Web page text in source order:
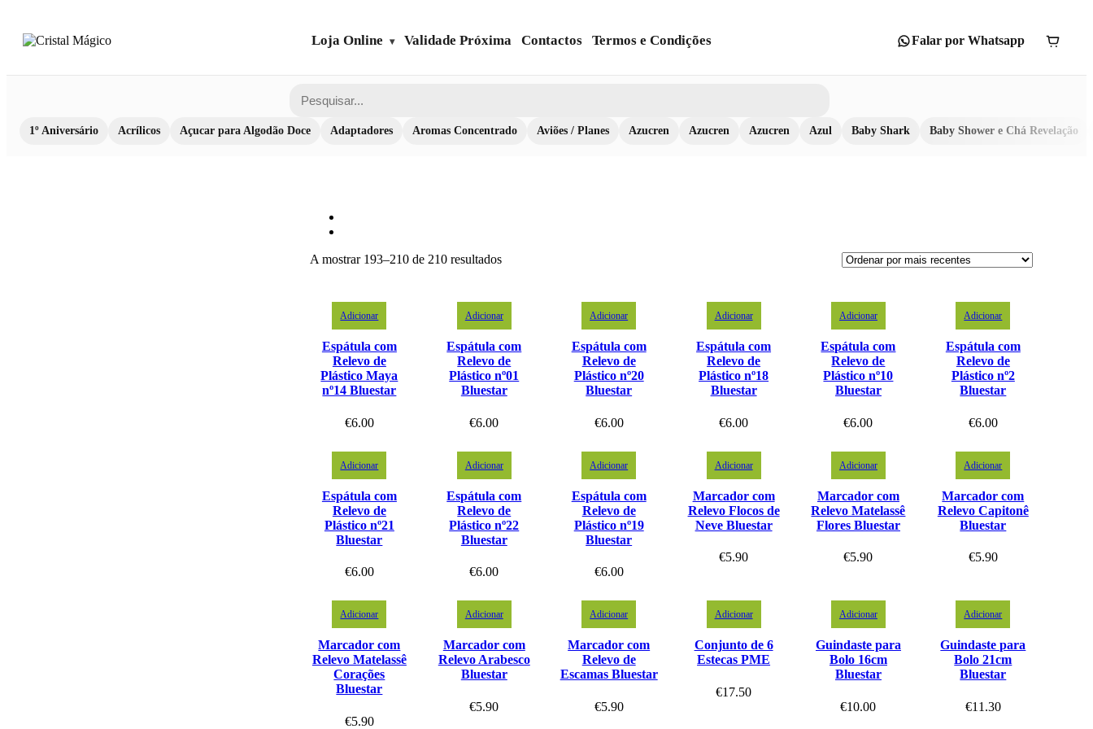
Loja Online Validade Próxima Contactos Termos e Condições Falar por Whatsapp
1º Aniversário Acrílicos Açucar para Algodão Doce Adaptadores Aromas Concentrado Aviões / Planes Azucren Azucren Azucren Azul Baby Shark Baby Shower e Chá Revelação
A mostrar 193–210 de 210 resultados
Adicionar
Espátula com
Relevo de
Plástico Maya
nº14 Bluestar
€6.00
Adicionar
Espátula com
Relevo de
Plástico nº01
Bluestar
€6.00
Adicionar
Espátula com
Relevo de
Plástico nº20
Bluestar
€6.00
Adicionar
Espátula com
Relevo de
Plástico nº18
Bluestar
€6.00
Adicionar
Espátula com
Relevo de
Plástico nº10
Bluestar
€6.00
Adicionar
Espátula com
Relevo de
Plástico nº2
Bluestar
€6.00
Adicionar
Espátula com
Relevo de
Plástico nº21
Bluestar
€6.00
Adicionar
Espátula com
Relevo de
Plástico nº22
Bluestar
€6.00
Adicionar
Espátula com
Relevo de
Plástico nº19
Bluestar
€6.00
Adicionar
Marcador com
Relevo Flocos de
Neve Bluestar
€5.90
Adicionar
Marcador com
Relevo Matelassê
Flores Bluestar
€5.90
Adicionar
Marcador com
Relevo Capitonê
Bluestar
€5.90
Adicionar
Marcador com
Relevo Matelassê
Corações
Bluestar
€5.90
Adicionar
Marcador com
Relevo Arabesco
Bluestar
€5.90
Adicionar
Marcador com
Relevo de
Escamas Bluestar
€5.90
Adicionar
Conjunto de 6
Estecas PME
€17.50
Adicionar
Guindaste para
Bolo 16cm
Bluestar
€10.00
Adicionar
Guindaste para
Bolo 21cm
Bluestar
€11.30